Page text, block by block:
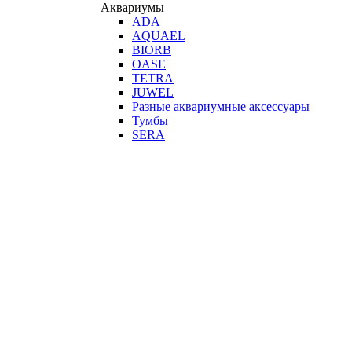
Аквариумы
ADA
AQUAEL
BIORB
OASE
TETRA
JUWEL
Разные аквариумные аксессуары
Тумбы
SERA